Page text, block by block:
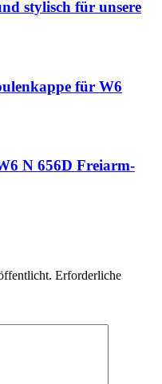
stylisch für unsere
für W6
N 656D Freiarm-
Erforderliche